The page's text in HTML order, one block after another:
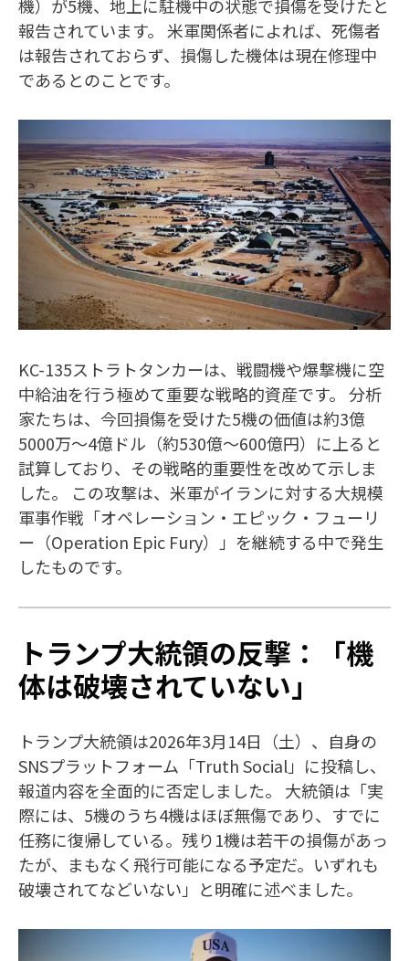
機）が5機、地上に駐機中の状態で損傷を受けたと
報告されています。 米軍関係者によれば、死傷者
は報告されておらず、損傷した機体は現在修理中
であるとのことです。
KC-135ストラトタンカーは、戦闘機や爆撃機に空
中給油を行う極めて重要な戦略的資産です。 分析
家たちは、今回損傷を受けた5機の価値は約3億
5000万〜4億ドル（約530億〜600億円）に上ると
試算しており、その戦略的重要性を改めて示しま
した。 この攻撃は、米軍がイランに対する大規模
軍事作戦「オペレーション・エピック・フューリ
ー（Operation Epic Fury）」を継続する中で発生
したものです。​
トランプ大統領の反撃：「機
体は破壊されていない」
トランプ大統領は2026年3月14日（土）、自身の
SNSプラットフォーム「Truth Social」に投稿し、
報道内容を全面的に否定しました。 大統領は「実
際には、5機のうち4機はほぼ無傷であり、すでに
任務に復帰している。残り1機は若干の損傷があっ
たが、まもなく飛行可能になる予定だ。いずれも
破壊されてなどいない」と明確に述べました。